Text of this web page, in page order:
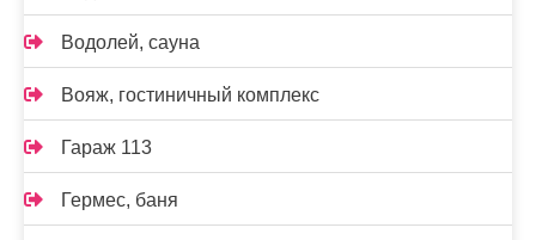
Водолей, сауна
Вояж, гостиничный комплекс
Гараж 113
Гермес, баня